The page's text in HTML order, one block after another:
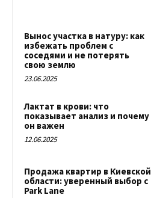
Вынос участка в натуру: как
избежать проблем с
соседями и не потерять
свою землю
23.06.2025
Лактат в крови: что
показывает анализ и почему
он важен
12.06.2025
Продажа квартир в Киевской
области: уверенный выбор с
Park Lane